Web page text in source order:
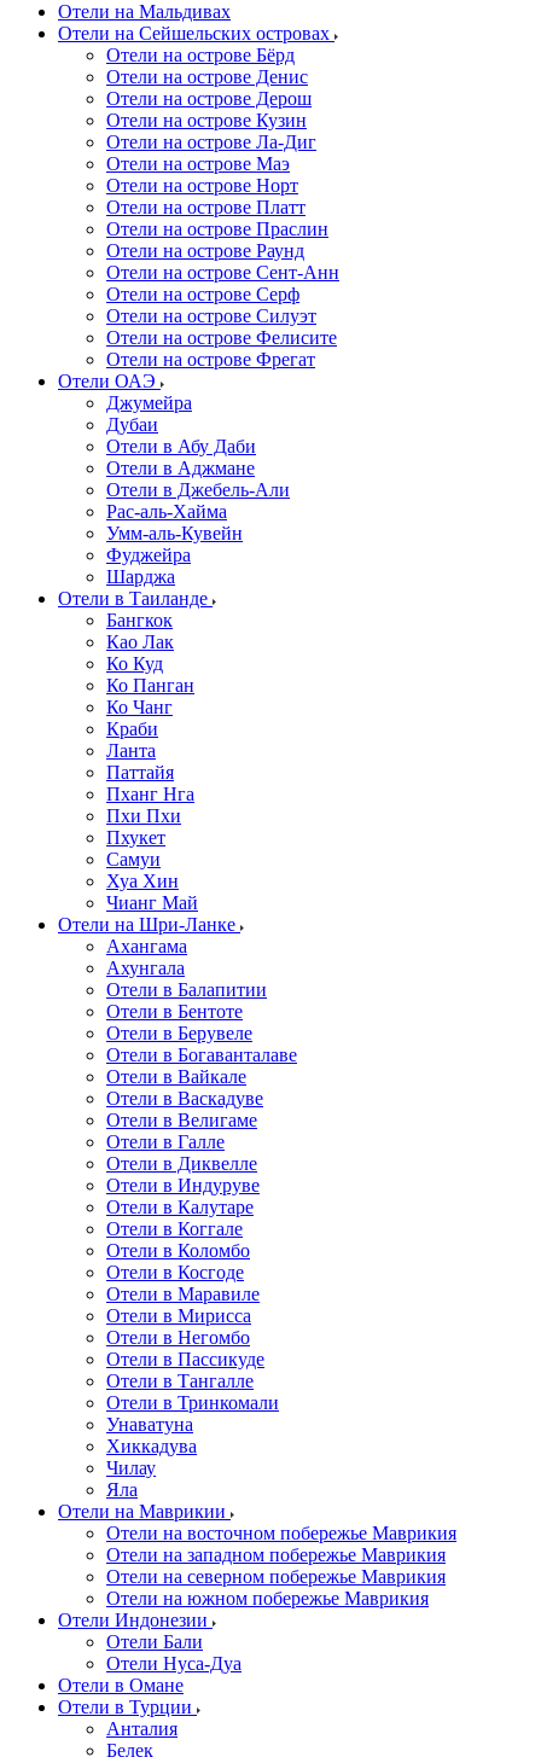
Отели на Мальдивах
Отели на Сейшельских островах
Отели на острове Бёрд
Отели на острове Денис
Отели на острове Дерош
Отели на острове Кузин
Отели на острове Ла-Диг
Отели на острове Маэ
Отели на острове Норт
Отели на острове Платт
Отели на острове Праслин
Отели на острове Раунд
Отели на острове Сент-Анн
Отели на острове Серф
Отели на острове Силуэт
Отели на острове Фелисите
Отели на острове Фрегат
Отели ОАЭ
Джумейра
Дубаи
Отели в Абу Даби
Отели в Аджмане
Отели в Джебель-Али
Рас-аль-Хайма
Умм-аль-Кувейн
Фуджейра
Шарджа
Отели в Таиланде
Бангкок
Као Лак
Ко Куд
Ко Панган
Ко Чанг
Краби
Ланта
Паттайя
Пханг Нга
Пхи Пхи
Пхукет
Самуи
Хуа Хин
Чианг Май
Отели на Шри-Ланке
Ахангама
Ахунгала
Отели в Балапитии
Отели в Бентоте
Отели в Берувеле
Отели в Богаванталаве
Отели в Вайкале
Отели в Васкадуве
Отели в Велигаме
Отели в Галле
Отели в Диквелле
Отели в Индуруве
Отели в Калутаре
Отели в Коггале
Отели в Коломбо
Отели в Косгоде
Отели в Маравиле
Отели в Мирисса
Отели в Негомбо
Отели в Пассикуде
Отели в Тангалле
Отели в Тринкомали
Унаватуна
Хиккадува
Чилау
Яла
Отели на Маврикии
Отели на восточном побережье Маврикия
Отели на западном побережье Маврикия
Отели на северном побережье Маврикия
Отели на южном побережье Маврикия
Отели Индонезии
Отели Бали
Отели Нуса-Дуа
Отели в Омане
Отели в Турции
Анталия
Белек